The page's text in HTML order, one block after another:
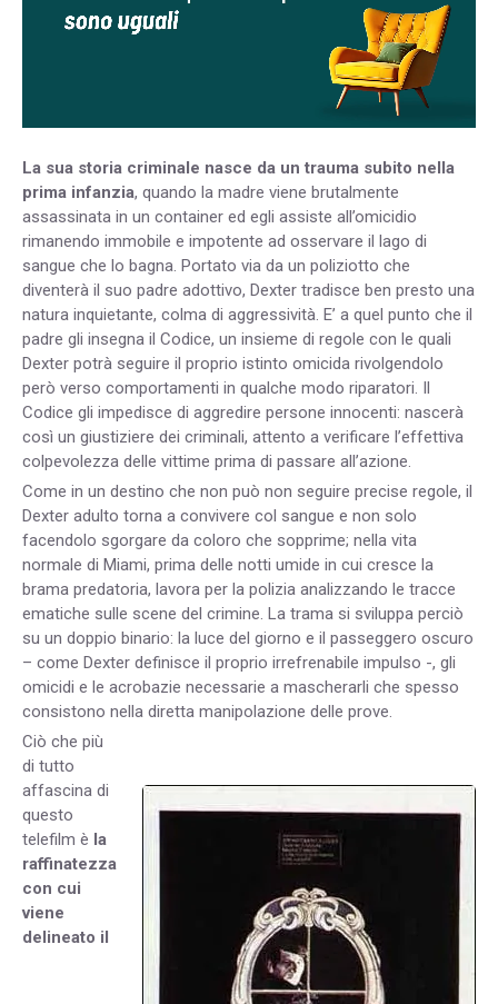
La sua storia criminale nasce da un trauma subito nella
prima infanzia, quando la madre viene brutalmente
assassinata in un container ed egli assiste all’omicidio
rimanendo immobile e impotente ad osservare il lago di
sangue che lo bagna. Portato via da un poliziotto che
diventerà il suo padre adottivo, Dexter tradisce ben presto una
natura inquietante, colma di aggressività. E’ a quel punto che il
padre gli insegna il Codice, un insieme di regole con le quali
Dexter potrà seguire il proprio istinto omicida rivolgendolo
però verso comportamenti in qualche modo riparatori. Il
Codice gli impedisce di aggredire persone innocenti: nascerà
così un giustiziere dei criminali, attento a verificare l’effettiva
colpevolezza delle vittime prima di passare all’azione.
Come in un destino che non può non seguire precise regole, il
Dexter adulto torna a convivere col sangue e non solo
facendolo sgorgare da coloro che sopprime; nella vita
normale di Miami, prima delle notti umide in cui cresce la
brama predatoria, lavora per la polizia analizzando le tracce
ematiche sulle scene del crimine. La trama si sviluppa perciò
su un doppio binario: la luce del giorno e il passeggero oscuro
– come Dexter definisce il proprio irrefrenabile impulso -, gli
omicidi e le acrobazie necessarie a mascherarli che spesso
consistono nella diretta manipolazione delle prove.
Ciò che più
di tutto
affascina di
questo
telefilm è la
raffinatezza
con cui
viene
delineato il